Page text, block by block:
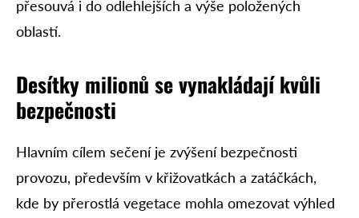
přesouvá i do odlehlejších a výše položených
oblastí.
Desítky milionů se vynakládají kvůli
bezpečnosti
Hlavním cílem sečení je zvýšení bezpečnosti
provozu, především v křižovatkách a zatáčkách,
kde by přerostlá vegetace mohla omezovat výhled